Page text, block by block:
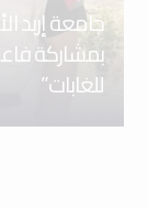
جامعة إربد
بمشاركة
للغابات”